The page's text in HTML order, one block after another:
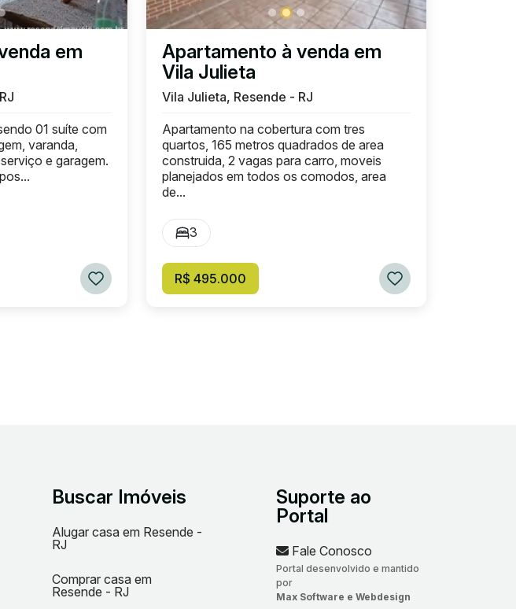
em
01 suíte com
varanda,
e garagem.
Apartamento à venda em
Vila Julieta
Vila Julieta, Resende - RJ
Apartamento na cobertura com tres
quartos, 165 metros quadrados de area
construida, 2 vagas para carro, moveis
planejados em todos os comodos, area
de...
3
R$ 495.000
Buscar Imóveis
Alugar casa em Resende -
RJ
Comprar casa em
Resende - RJ
Suporte ao
Portal
Fale Conosco
Portal desenvolvido e mantido
por
Max Software e Webdesign